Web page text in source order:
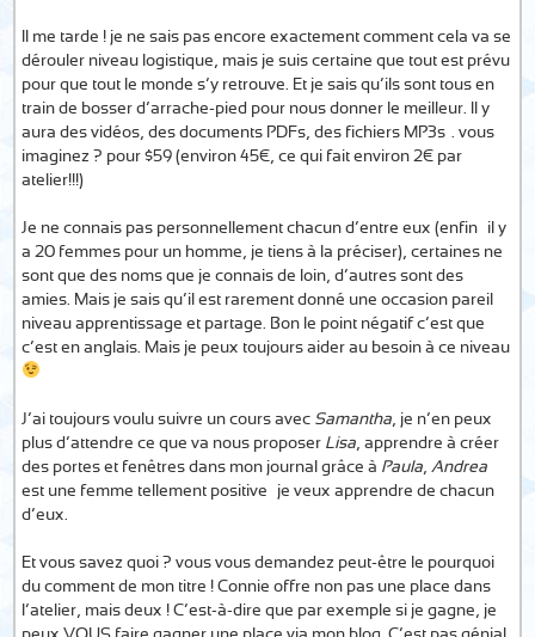
Il me tarde ! je ne sais pas encore exactement comment cela va se
dérouler niveau logistique, mais je suis certaine que tout est prévu
pour que tout le monde s’y retrouve. Et je sais qu’ils sont tous en
train de bosser d’arrache-pied pour nous donner le meilleur. Il y
aura des vidéos, des documents PDFs, des fichiers MP3s…. vous
imaginez ? pour $59 (environ 45€, ce qui fait environ 2€ par
atelier!!!)
Je ne connais pas personnellement chacun d’entre eux (enfin… il y
a 20 femmes pour un homme, je tiens à la préciser), certaines ne
sont que des noms que je connais de loin, d’autres sont des
amies. Mais je sais qu’il est rarement donné une occasion pareil
niveau apprentissage et partage. Bon le point négatif c’est que
c’est en anglais. Mais je peux toujours aider au besoin à ce niveau
J’ai toujours voulu suivre un cours avec Samantha, je n’en peux
plus d’attendre ce que va nous proposer Lisa, apprendre à créer
des portes et fenêtres dans mon journal grâce à Paula,Andrea
est une femme tellement positive… je veux apprendre de chacun
d’eux.
Et vous savez quoi ? vous vous demandez peut-être le pourquoi
du comment de mon titre ! Connie offre non pas une place dans
l’atelier, mais deux ! C’est-à-dire que par exemple si je gagne, je